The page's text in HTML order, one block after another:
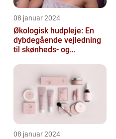
08 januar 2024
Økologisk hudpleje: En
dybdegående vejledning
til skønheds- og
08 januar 2024